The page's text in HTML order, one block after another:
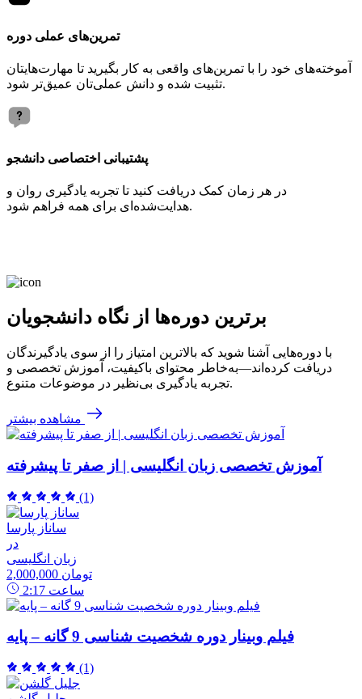
تمرین‌های عملی دوره
آموخته‌های خود را با تمرین‌های واقعی به کار بگیرید تا مهارت‌هایتان
تثبیت شده و دانش عملی‌تان عمیق‌تر شود.
پشتیبانی اختصاصی دانشجو
در هر زمان کمک دریافت کنید تا تجربه یادگیری روان و
هدایت‌شده‌ای برای همه فراهم شود.
برترین دوره‌ها از نگاه دانشجویان
با دوره‌هایی آشنا شوید که بالاترین امتیاز را از سوی یادگیرندگان
دریافت کرده‌اند—به‌خاطر محتوای باکیفیت، آموزش تخصصی و
تجربه یادگیری بی‌نظیر در موضوعات متنوع.
مشاهده بیشتر
آموزش تخصصی زبان انگلیسی | از صفر تا پیشرفته
(1)
ساناز پارسا
در
زبان انگلیسی
2,000,000 تومان
2:17 ساعت
فیلم وبینار دوره شخصیت شناسی 9 گانه – پایه
(1)